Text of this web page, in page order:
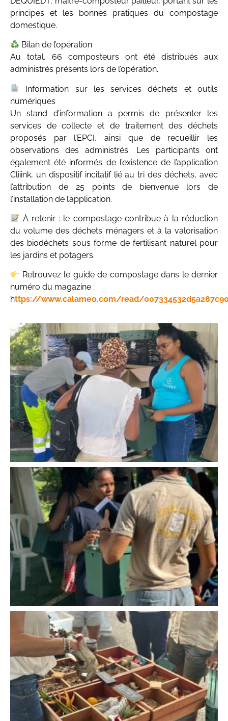
principes et les bonnes pratiques du compostage
domestique.
Bilan de l’opération
Au total, 66 composteurs ont été distribués aux
administrés présents lors de l’opération.
Information sur les services déchets et outils
numériques
Un stand d’information a permis de présenter les
services de collecte et de traitement des déchets
proposés par l’EPCI, ainsi que de recueillir les
observations des administrés. Les participants ont
également été informés de l’existence de l’application
Cliiink, un dispositif incitatif lié au tri des déchets, avec
l’attribution de 25 points de bienvenue lors de
l’installation de l’application.
À retenir : le compostage contribue à la réduction
du volume des déchets ménagers et à la valorisation
des biodéchets sous forme de fertilisant naturel pour
les jardins et potagers.
Retrouvez le guide de compostage dans le dernier
numéro du magazine :
https://www.calameo.com/read/